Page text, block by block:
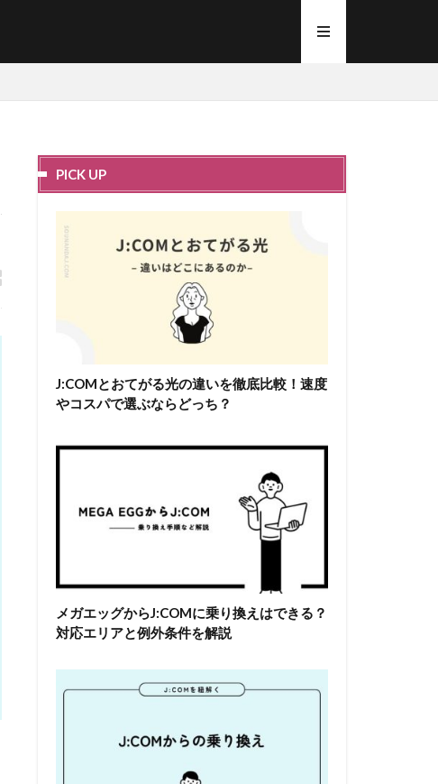
PICK UP
J:COMとおてがる光の違いを徹底比較！速度
やコスパで選ぶならどっち？
メガエッグからJ:COMに乗り換えはできる？
対応エリアと例外条件を解説